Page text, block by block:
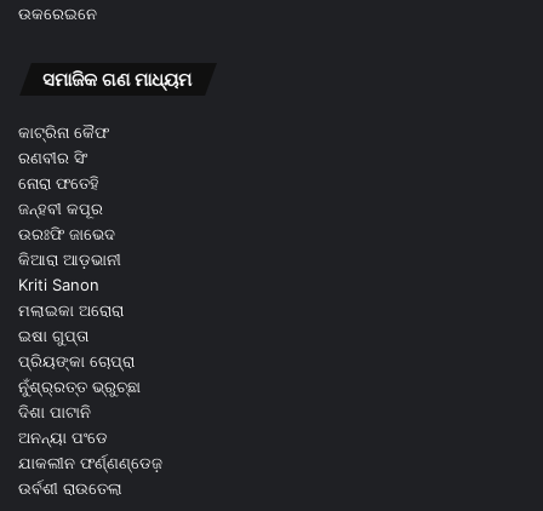
ଉକରେଇନେ
ସମାଜିକ ଗଣ ମାଧ୍ୟମ
କାଟ୍ରିନା କୈଫ
ରଣବୀର ସିଂ
ନୋରା ଫତେହି
ଜନ୍ହବୀ କପୂର
ଉରଃଫି ଜାଭେଦ
କିଆରା ଆଡ଼ଭାନୀ
Kriti Sanon
ମଲାଇକା ଅରୋରା
ଇଷା ଗୁପ୍ତା
ପ୍ରିୟଙ୍କା ଚୋପ୍ରା
ନୁଁଶ୍ର୍ରତ୍ତ ଭ୍ରୁଚ୍ଛା
ଦିଶା ପାଟାନି
ଅନନ୍ୟା ପଂଡେ
ଯାକଲୀନ ଫର୍ଣ୍ଣଣ୍ଡେଜ଼
ଉର୍ବଶୀ ରାଉତେଲା